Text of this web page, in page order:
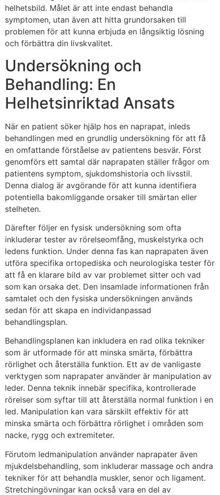
helhetsbild. Målet är att inte endast behandla
symptomen, utan även att hitta grundorsaken till
problemen för att kunna erbjuda en långsiktig lösning
och förbättra din livskvalitet.
Undersökning och
Behandling: En
Helhetsinriktad Ansats
När en patient söker hjälp hos en naprapat, inleds
behandlingen med en grundlig undersökning för att få
en omfattande förståelse av patientens besvär. Först
genomförs ett samtal där naprapaten ställer frågor om
patientens symptom, sjukdomshistoria och livsstil.
Denna dialog är avgörande för att kunna identifiera
potentiella bakomliggande orsaker till smärtan eller
stelheten.
Därefter följer en fysisk undersökning som ofta
inkluderar tester av rörelseomfång, muskelstyrka och
ledens funktion. Under denna fas kan naprapaten även
utföra specifika ortopediska och neurologiska tester för
att få en klarare bild av var problemet sitter och vad
som kan orsaka det. Den insamlade informationen från
samtalet och den fysiska undersökningen används
sedan för att skapa en individanpassad
behandlingsplan.
Behandlingsplanen kan inkludera en rad olika tekniker
som är utformade för att minska smärta, förbättra
rörlighet och återställa funktion. Ett av de vanligaste
verktygen som naprapater använder är manipulation av
leder. Denna teknik innebär specifika, kontrollerade
rörelser som syftar till att återställa normal funktion i en
led. Manipulation kan vara särskilt effektiv för att
minska smärta och förbättra rörlighet i områden som
nacke, rygg och extremiteter.
Förutom ledmanipulation använder naprapater även
mjukdelsbehandling, som inkluderar massage och andra
tekniker för att behandla muskler, senor och ligament.
Stretchingövningar kan också vara en del av